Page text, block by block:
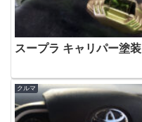
スープラ キャリパー塗装
クルマ